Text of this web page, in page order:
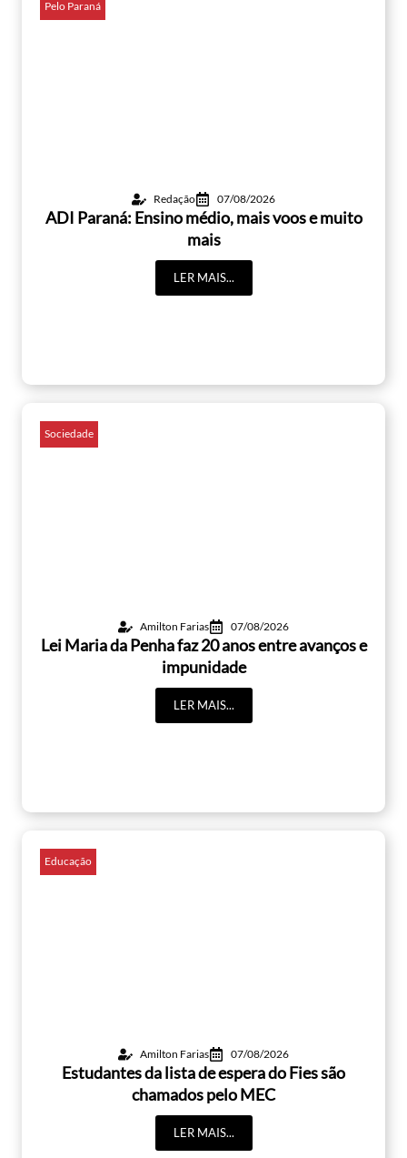
Pelo Paraná
Redação 07/08/2026
ADI Paraná: Ensino médio, mais voos e muito
mais
LER MAIS...
Sociedade
Amilton Farias 07/08/2026
Lei Maria da Penha faz 20 anos entre avanços e
impunidade
LER MAIS...
Educação
Amilton Farias 07/08/2026
Estudantes da lista de espera do Fies são
chamados pelo MEC
LER MAIS...